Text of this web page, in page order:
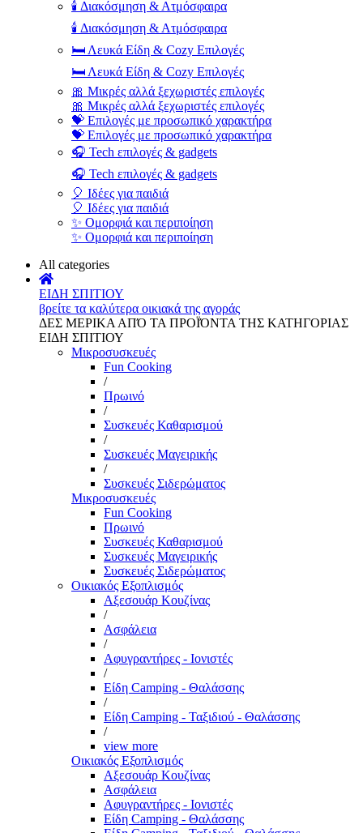
🕯️ Διακόσμηση & Ατμόσφαιρα
🕯️ Διακόσμηση & Ατμόσφαιρα
🛏️ Λευκά Είδη & Cozy Επιλογές
🛏️ Λευκά Είδη & Cozy Επιλογές
🎀 Μικρές αλλά ξεχωριστές επιλογές
🎀 Μικρές αλλά ξεχωριστές επιλογές
💝 Επιλογές με προσωπικό χαρακτήρα
💝 Επιλογές με προσωπικό χαρακτήρα
🎧 Tech επιλογές & gadgets
🎧 Tech επιλογές & gadgets
🎈 Ιδέες για παιδιά
🎈 Ιδέες για παιδιά
✨ Ομορφιά και περιποίηση
✨ Ομορφιά και περιποίηση
All categories
ΕΙΔΗ ΣΠΙΤΙΟΥ
βρείτε τα καλύτερα οικιακά της αγοράς
ΔΕΣ ΜΕΡΙΚΑ ΑΠΌ ΤΑ ΠΡΟΪΌΝΤΑ ΤΗΣ ΚΑΤΗΓΟΡΙΑΣ
ΕΙΔΗ ΣΠΙΤΙΟΥ
Μικροσυσκευές
Fun Cooking
/
Πρωινό
/
Συσκευές Καθαρισμού
/
Συσκευές Μαγειρικής
/
Συσκευές Σιδερώματος
Μικροσυσκευές
Fun Cooking
Πρωινό
Συσκευές Καθαρισμού
Συσκευές Μαγειρικής
Συσκευές Σιδερώματος
Οικιακός Εξοπλισμός
Αξεσουάρ Κουζίνας
/
Ασφάλεια
/
Αφυγραντήρες - Ιονιστές
/
Είδη Camping - Θαλάσσης
/
Είδη Camping - Ταξιδιού - Θαλάσσης
/
view more
Οικιακός Εξοπλισμός
Αξεσουάρ Κουζίνας
Ασφάλεια
Αφυγραντήρες - Ιονιστές
Είδη Camping - Θαλάσσης